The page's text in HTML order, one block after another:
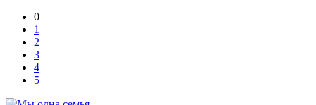
0
1
2
3
4
5